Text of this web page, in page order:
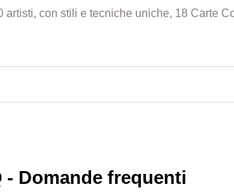
artisti, con stili e tecniche uniche, 18 Carte
- Domande frequenti